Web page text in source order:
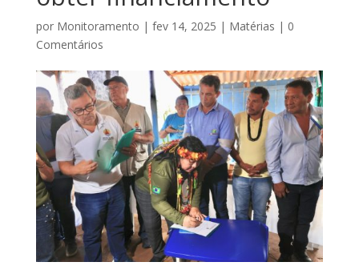
por Monitoramento | fev 14, 2025 | Matérias | 0
Comentários